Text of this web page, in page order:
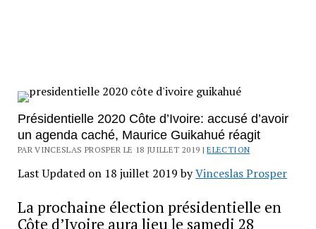
Présidentielle 2020 Côte d’Ivoire: accusé d’avoir
un agenda caché, Maurice Guikahué réagit
PAR VINCESLAS PROSPER LE 18 JUILLET 2019 |ELECTION
Last Updated on 18 juillet 2019 byVinceslas Prosper
La prochaine élection présidentielle en
Côte d’Ivoire aura lieu le samedi 28